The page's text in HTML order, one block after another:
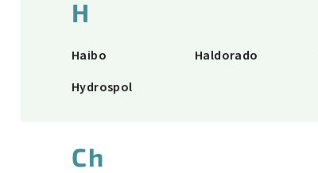
H
Haibo Haldorado
Hydrospol
Ch